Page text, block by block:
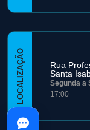
LOCALIZAÇÃO
Rua
Santa
Segunda a
17:00